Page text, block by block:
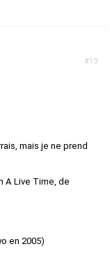
#13
mais je ne prend
A Live Time, de
en 2005)